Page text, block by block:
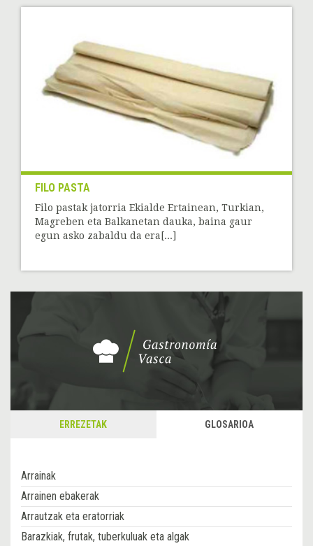
FILO PASTA
Filo pastak jatorria Ekialde Ertainean, Turkian,
Magreben eta Balkanetan dauka, baina gaur
egun asko zabaldu da era[...]
ERREZETAK GLOSARIOA
Arrainak
Arrainen ebakerak
Arrautzak eta eratorriak
Barazkiak, frutak, tuberkuluak eta algak